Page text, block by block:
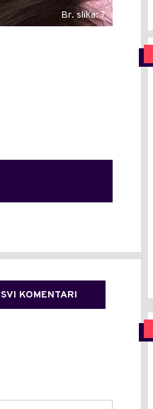
Br. slika: 7
SVI KOMENTARI